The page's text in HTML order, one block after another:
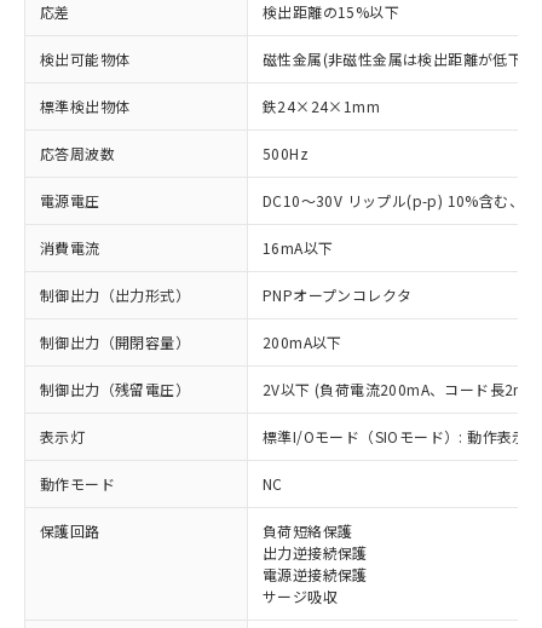
応差 検出距離の15%以下
検出可能物体 磁性金属(非磁性金属は検出距離が低下し
標準検出物体 鉄24×24×1mm
応答周波数 500Hz
電源電圧 DC10～30V リップル(p-p) 10%含む、
消費電流 16mA以下
制御出力（出力形式） PNPオープンコレクタ
制御出力（開閉容量） 200mA以下
制御出力（残留電圧） 2V以下 (負荷電流200mA、コード長2m
表示灯 標準I/Oモード（SIOモード）: 動作表示
動作モード NC
保護回路
負荷短絡保護
出力逆接続保護
電源逆接続保護
サージ吸収
対応済み：EU RoHS指令（10物質）の
非含有に対応した製品が提供可能な商品で